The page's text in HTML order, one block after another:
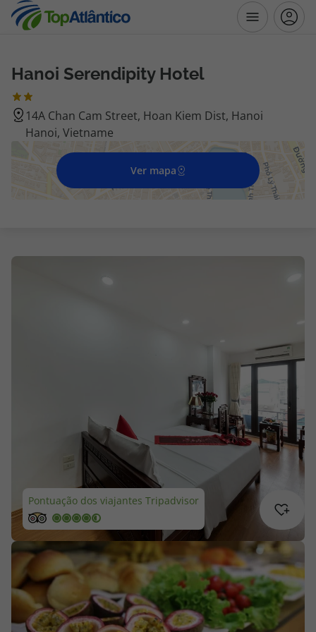
Destinos
Voos
Hotéis
Voos + Hotel
Especialistas
Cheque Viagem
Rede de Lojas
Blog TopViagens
Área de Cliente
Hanoi Serendipity Hotel
14A Chan Cam Street, Hoan Kiem Dist, Hanoi
Hanoi, Vietname
Ver mapa
Pontuação dos viajantes Tripadvisor